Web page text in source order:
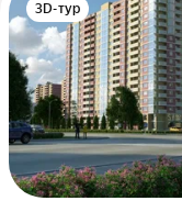
3D-тур